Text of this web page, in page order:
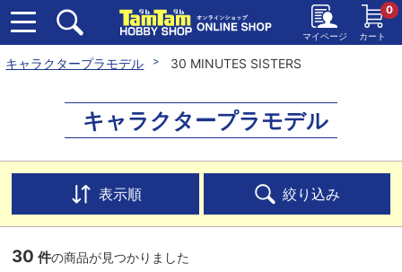
マイページ カート
0
キャラクタープラモデル 30 MINUTES SISTERS
キャラクタープラモデル
表示順 絞り込み
30 件の商品が見つかりました